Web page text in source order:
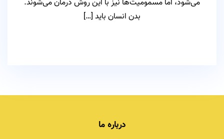
می‌شود، اما مسمومیت‌ها نیز با این روش درمان می‌شوند.
بدن انسان باید […]
درباره ما